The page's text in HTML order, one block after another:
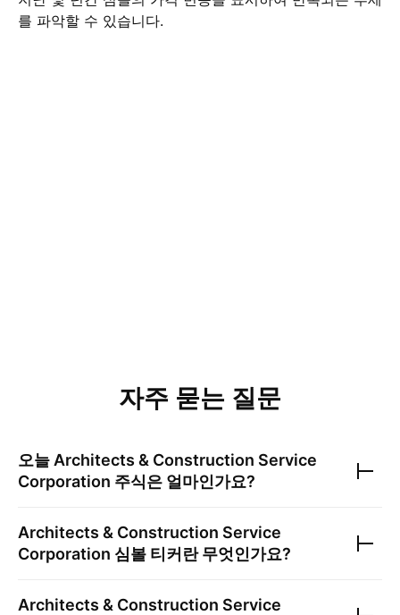
를 파악할 수 있습니다.
자주 묻는 질문
오늘 Architects & Construction Service
Corporation 주식은 얼마인가요?
Architects & Construction Service
Corporation 심볼 티커란 무엇인가요?
Architects & Construction Service